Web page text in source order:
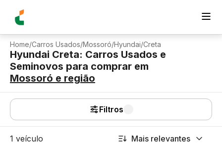
Home/Carros Usados/Mossoró/Hyundai/Creta
Hyundai Creta: Carros Usados e
Seminovos para comprar em
Mossoró e região
Filtros
1 veículo Mais relevantes